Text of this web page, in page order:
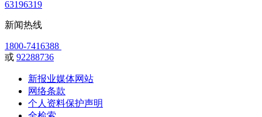
63196319
新闻热线
1800-7416388
或 92288736
新报业媒体网站
网络条款
个人资料保护声明